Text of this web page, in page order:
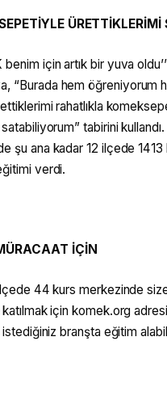
ÜRETTİKLERİMİ
benim için artık bir yuva
“Burada hem öğreniyorum
rahatlıkla
tabirini
şu ana kadar 12 ilçede
verdi.
İÇİN
44 kurs merkezinde
için komek.org
istediğiniz branşta eğitim